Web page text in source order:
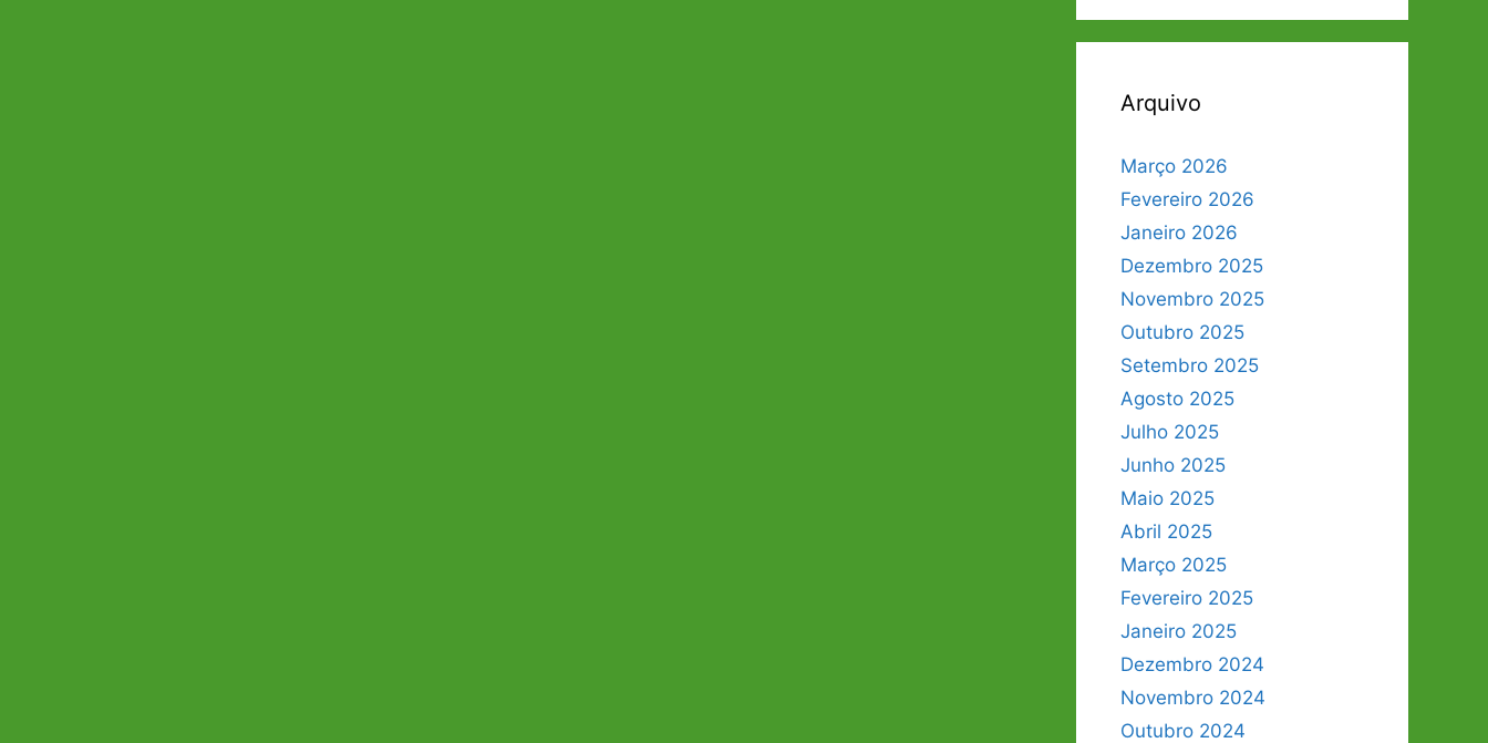
Arquivo
Março 2026
Fevereiro 2026
Janeiro 2026
Dezembro 2025
Novembro 2025
Outubro 2025
Setembro 2025
Agosto 2025
Julho 2025
Junho 2025
Maio 2025
Abril 2025
Março 2025
Fevereiro 2025
Janeiro 2025
Dezembro 2024
Novembro 2024
Outubro 2024